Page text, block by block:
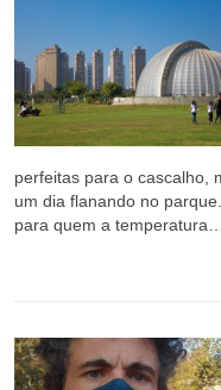
perfeitas para o cascalho,
um dia flanando no
para quem a temperatura…